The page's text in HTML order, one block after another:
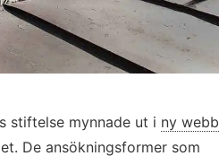
stiftelse mynnade ut i ny webb
. De ansökningsformer som